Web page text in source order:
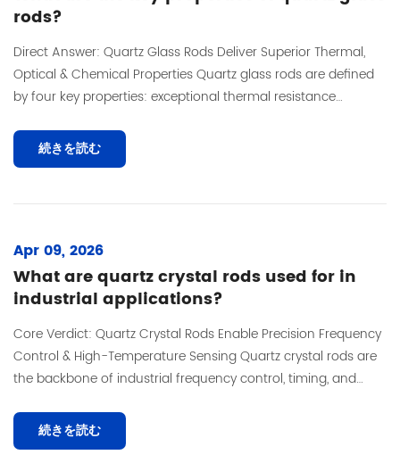
rods?
Direct Answer: Quartz Glass Rods Deliver Superior Thermal,
Optical & Chemical Properties Quartz glass rods are defined
by four key properties: exceptional thermal resistance
続きを読む
Apr 09, 2026
What are quartz crystal rods used for in
industrial applications?
Core Verdict: Quartz Crystal Rods Enable Precision Frequency
Control & High-Temperature Sensing Quartz crystal rods are
the backbone of industrial frequency control, timing, and
続きを読む